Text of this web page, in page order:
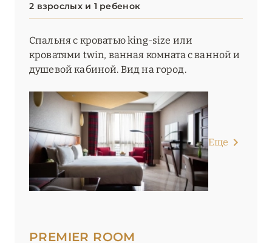
Madinat – Jumeirah Al Qasr
Madinat – Jumeirah Dar Al Masyaf
Madinat – Jumeirah Mina Al Salam
NH Collection Dubai The Palm
Nikki Beach Resort & Spa Dubai
One&Only One Za'abeel
One&Only Royal Mirage
Palace Downtown
2 взрослых и 1 ребенок
Спальня с кроватью king-size или
кроватями twin, ванная комната с ванной и
душевой кабиной. Вид на город.
Еще
PREMIER ROOM